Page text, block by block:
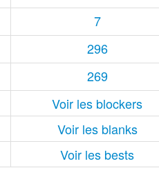
7
296
269
Voir les blockers
Voir les blanks
Voir les bests